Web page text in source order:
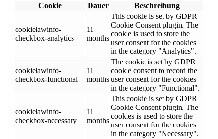
Cookie
Dauer Beschreibung
cookielawinfo-
checkbox-analytics
11
months
This cookie is set by GDPR
Cookie Consent plugin. The
cookie is used to store the
user consent for the cookies
in the category "Analytics".
cookielawinfo-
checkbox-functional
11
months
The cookie is set by GDPR
cookie consent to record the
user consent for the cookies
in the category "Functional".
cookielawinfo-
checkbox-necessary
11
months
This cookie is set by GDPR
Cookie Consent plugin. The
cookies is used to store the
user consent for the cookies
in the category "Necessary".